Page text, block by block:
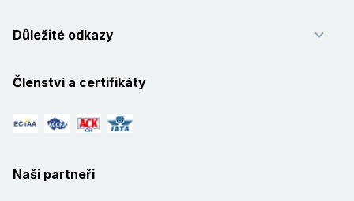
Důležité odkazy
Členství a certifikáty
Naši partneři